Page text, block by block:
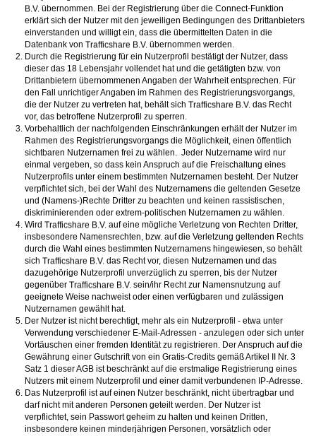
übernommen. Bei der Registrierung über die Connect-Funktion
erklärt sich der Nutzer mit den jeweiligen Bedingungen des Drittanbieters
einverstanden und willigt ein, dass die übermittelten Daten in die
Datenbank von
übernommen werden.
Durch die Registrierung für ein Nutzerprofil bestätigt der Nutzer, dass
dieser das 18 Lebensjahr vollendet hat und die getätigten bzw. von
Drittanbietern übernommenen Angaben der Wahrheit entsprechen. Für
den Fall unrichtiger Angaben im Rahmen des Registrierungsvorgangs,
die der Nutzer zu vertreten hat, behält sich
das Recht
vor, das betroffene Nutzerprofil zu sperren.
Vorbehaltlich der nachfolgenden Einschränkungen erhält der Nutzer im
Rahmen des Registrierungsvorgangs die Möglichkeit, einen öffentlich
sichtbaren Nutzernamen frei zu wählen. Jeder Nutzername wird nur
einmal vergeben, so dass kein Anspruch auf die Freischaltung eines
Nutzerprofils unter einem bestimmten Nutzernamen besteht. Der Nutzer
verpflichtet sich, bei der Wahl des Nutzernamens die geltenden Gesetze
und (Namens-)Rechte Dritter zu beachten und keinen rassistischen,
diskriminierenden oder extrem-politischen Nutzernamen zu wählen.
Wird
auf eine mögliche Verletzung von Rechten Dritter,
insbesondere Namensrechten, bzw. auf die Verletzung geltenden Rechts
durch die Wahl eines bestimmten Nutzernamens hingewiesen, so behält
sich
das Recht vor, diesen Nutzernamen und das
dazugehörige Nutzerprofil unverzüglich zu sperren, bis der Nutzer
gegenüber
sein/ihr Recht zur Namensnutzung auf
geeignete Weise nachweist oder einen verfügbaren und zulässigen
Nutzernamen gewählt hat.
Der Nutzer ist nicht berechtigt, mehr als ein Nutzerprofil - etwa unter
Verwendung verschiedener E-Mail-Adressen - anzulegen oder sich unter
Vortäuschen einer fremden Identität zu registrieren. Der Anspruch auf die
Gewährung einer Gutschrift von ein Gratis-Credits gemäß Artikel II Nr. 3
Satz 1 dieser AGB ist beschränkt auf die erstmalige Registrierung eines
Nutzers mit einem Nutzerprofil und einer damit verbundenen IP-Adresse.
Das Nutzerprofil ist auf einen Nutzer beschränkt, nicht übertragbar und
darf nicht mit anderen Personen geteilt werden. Der Nutzer ist
verpflichtet, sein Passwort geheim zu halten und keinen Dritten,
insbesondere keinen minderjährigen Personen, vorsätzlich oder